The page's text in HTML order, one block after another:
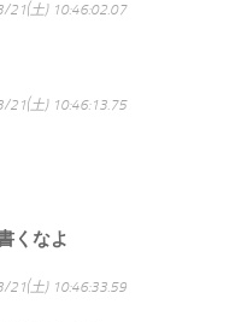
21(土) 10:46:02.07
21(土) 10:46:13.75
くなよ
21(土) 10:46:33.59